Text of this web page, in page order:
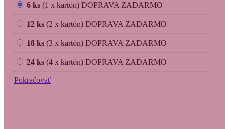
6 ks (1 x kartón) DOPRAVA ZADARMO
12 ks (2 x kartón) DOPRAVA ZADARMO
18 ks (3 x kartón) DOPRAVA ZADARMO
24 ks (4 x kartón) DOPRAVA ZADARMO
Pokračovať